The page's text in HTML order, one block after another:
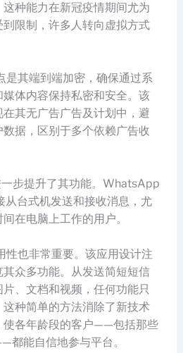
种能力在新冠疫情期间尤为
限制，许多人转向虚拟方式
其端到端加密，确保通过系
体内容保持私密和安全。该
其无广告广告及计划中，避
据，区别于多个依赖广告收
一步提升了其功能。WhatsApp
从台式机发送和接收消息，尤
在电脑上工作的用户。
也非常重要。该应用设计注
众多功能。从发送简短短信
、文档和视频，任何功能只
种简单的方法消除了新技术
使各年龄段的客户——包括那些
都能自信地参与平台。